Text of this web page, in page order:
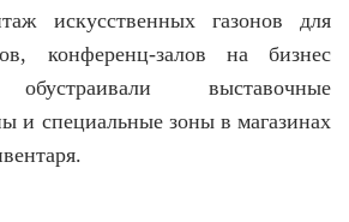
искусственных газонов для
конференц-залов на бизнес
обустраивали выставочные
и специальные зоны в магазинах